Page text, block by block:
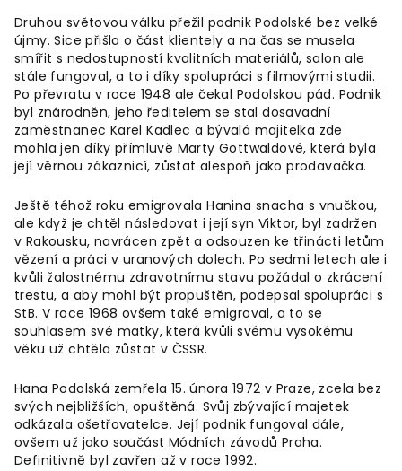
Druhou světovou válku přežil podnik Podolské bez velké
újmy. Sice přišla o část klientely a na čas se musela
smířit s nedostupností kvalitních materiálů, salon ale
stále fungoval, a to i díky spolupráci s filmovými studii.
Po převratu v roce 1948 ale čekal Podolskou pád. Podnik
byl znárodněn, jeho ředitelem se stal dosavadní
zaměstnanec Karel Kadlec a bývalá majitelka zde
mohla jen díky přímluvě Marty Gottwaldové, která byla
její věrnou zákaznicí, zůstat alespoň jako prodavačka.
Ještě téhož roku emigrovala Hanina snacha s vnučkou,
ale když je chtěl následovat i její syn Viktor, byl zadržen
v Rakousku, navrácen zpět a odsouzen ke třinácti letům
vězení a práci v uranových dolech. Po sedmi letech ale i
kvůli žalostnému zdravotnímu stavu požádal o zkrácení
trestu, a aby mohl být propuštěn, podepsal spolupráci s
StB. V roce 1968 ovšem také emigroval, a to se
souhlasem své matky, která kvůli svému vysokému
věku už chtěla zůstat v ČSSR.
Hana Podolská zemřela 15. února 1972 v Praze, zcela bez
svých nejbližších, opuštěná. Svůj zbývající majetek
odkázala ošetřovatelce. Její podnik fungoval dále,
ovšem už jako součást Módních závodů Praha.
Definitivně byl zavřen až v roce 1992.